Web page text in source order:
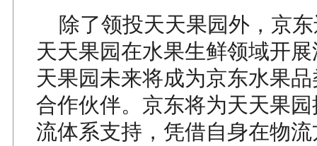
除了领投天天果园外，京
天天果园在水果生鲜领域开
天果园未来将成为京东水果
合作伙伴。京东将为天天果
流体系支持，凭借自身在物